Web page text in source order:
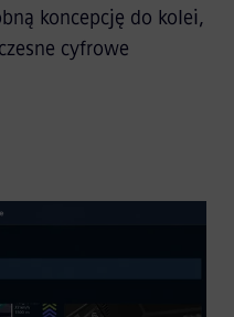
koncepcję do kolei,
cyfrowe